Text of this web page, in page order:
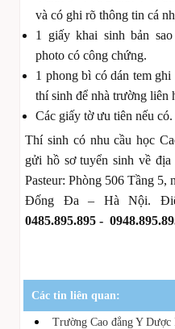
và có ghi rõ thông tin cá
1 giấy khai sinh bản
photo có công chứng.
1 phong bì có dán tem
thí sinh để nhà trường liên
Các giấy tờ ưu tiên nếu có.
Thí sinh có nhu cầu học
gửi hồ sơ tuyển sinh về
Pasteur: Phòng 506 Tầng
Đống Đa – Hà Nội.
0485.895.895 -
Các tin liên quan:
Trường Cao đẳng Y Dược